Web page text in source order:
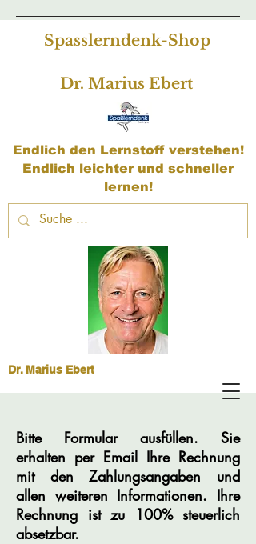
Spasslerndenk-Shop
Dr. Marius Ebert
Endlich den Lernstoff verstehen!
Endlich leichter und schneller
lernen!
Dr. Marius Ebert
Bitte Formular ausfüllen. Sie
erhalten per Email Ihre Rechnung
mit den Zahlungsangaben und
allen weiteren Informationen. Ihre
Rechnung ist zu 100% steuerlich
absetzbar.